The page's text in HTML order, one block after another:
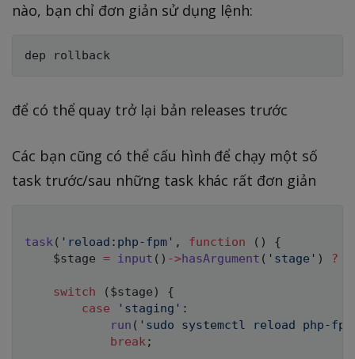
nào, bạn chỉ đơn giản sử dụng lệnh:
để có thể quay trở lại bản releases trước
Các bạn cũng có thể cấu hình để chạy một số
task trước/sau những task khác rất đơn giản
task( 'reload:php-fpm' , function ( )
{
$stage = input ( ) ->hasArgument ( 'stage' ) ?
switch ( $stage )
{
case
'staging' :
run ( 'sudo systemctl reload php-
break;